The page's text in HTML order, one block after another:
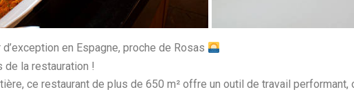
en Espagne, proche de Rosas
la restauration !
ce restaurant de plus de 650 m² offre un outil de travail